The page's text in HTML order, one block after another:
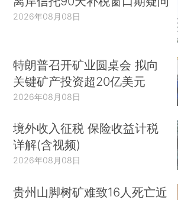
2026年08月08日
特朗普召开矿业圆桌会 拟向
关键矿产投资超20亿美元
2026年08月08日
境外收入征税 保险收益计税
详解(含视频)
2026年08月08日
贵州山脚树矿难致16人死亡近